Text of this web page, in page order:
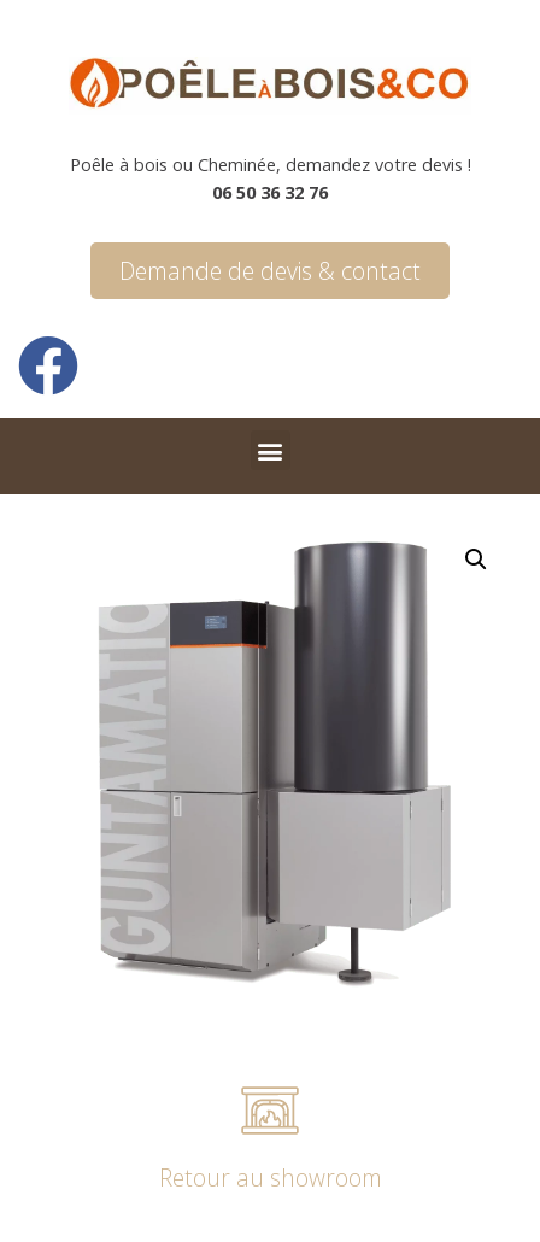
Poêle à bois ou Cheminée, demandez votre devis !
06 50 36 32 76
Demande de devis & contact
Retour au showroom